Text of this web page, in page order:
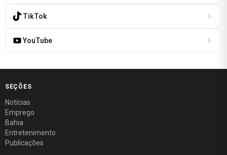
TikTok
YouTube
SEÇÕES
Notícias
Emprego
Bahia
Entretenimento
Publicações